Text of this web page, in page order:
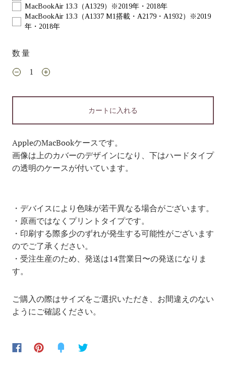
MacBookAir 13.3（A1329）※2019年・2018年
MacBookAir 13.3（A1337 M1搭載・A2179・A1932）※2019
年・2018年
数量
カートに入れる
AppleのMacBookケースです。
画像は上のカバーのデザインになり、 下はハードタイプ
の透明のケースが付いています。
・デバイスにより色味が若干異なる場合がございます。
・原画ではなくプリントタイプです。
・印刷する際多少のずれが発生する可能性がございます
のでご了承ください。
・受注生産のため、発送は14営業日〜の発送になりま
す。
ご購入の際はサイズをご選択いただき、お間違えのない
ようにご確認ください。